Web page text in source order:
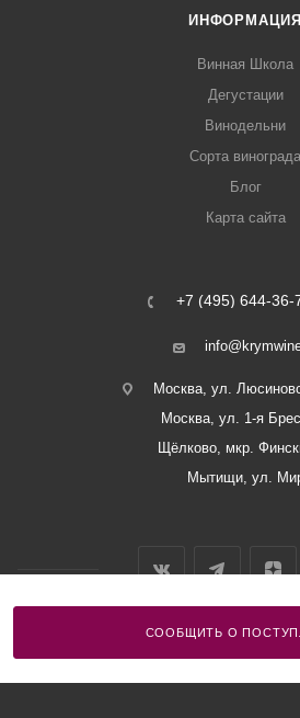
СООБЩИТЬ О
ИНФОРМАЦИЯ
Винная Школа
Дегустации
Винодельни
Сорта винограда
Блог
Карта сайта
+7 (495) 644-36-
Москва, ул.
Москва, ул. 1-я
Щёлково, мкр.
Мытищи, ул.